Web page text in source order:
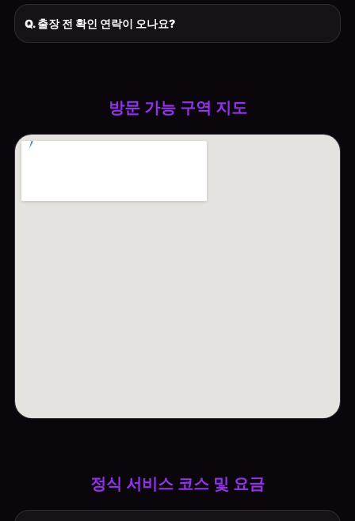
Q. 출장 전 확인 연락이 오나요?
방문 가능 구역 지도
정식 서비스 코스 및 요금